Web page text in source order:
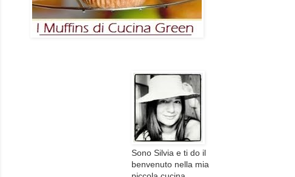
Sono Silvia e ti do il
benvenuto nella mia